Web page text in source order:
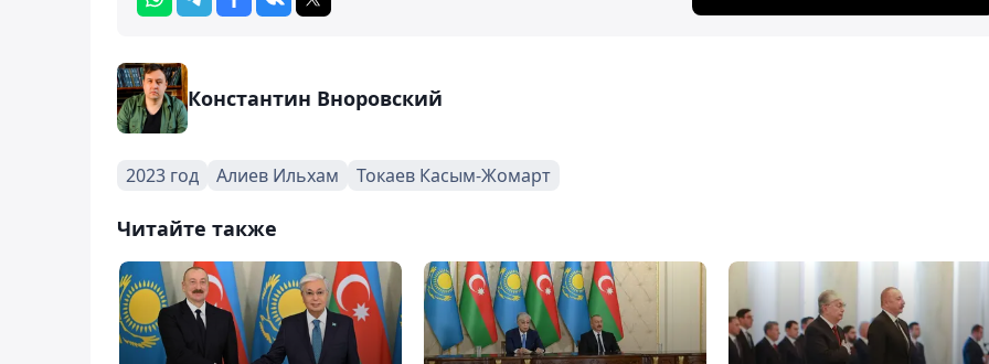
Константин Вноровский
2023 год Алиев Ильхам Токаев Касым-Жомарт
Читайте также